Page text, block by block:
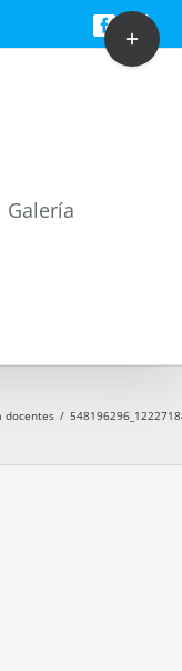
Facebook
Galería
docentes /
Toggle
Sliding